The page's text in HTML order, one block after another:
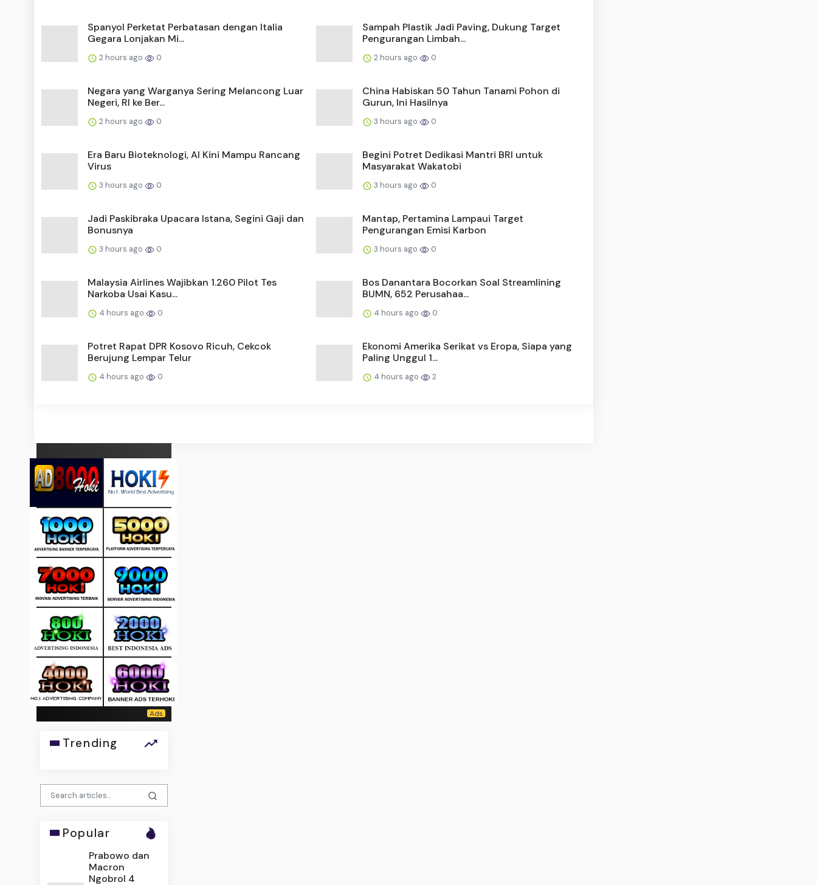
Spanyol Perketat Perbatasan dengan Italia
Gegara Lonjakan Mi...
2 hours ago 0
Sampah Plastik Jadi Paving, Dukung Target
Pengurangan Limbah...
2 hours ago 0
Negara yang Warganya Sering Melancong Luar
Negeri, RI ke Ber...
2 hours ago 0
China Habiskan 50 Tahun Tanami Pohon di
Gurun, Ini Hasilnya
3 hours ago 0
Era Baru Bioteknologi, AI Kini Mampu Rancang
Virus
3 hours ago 0
Begini Potret Dedikasi Mantri BRI untuk
Masyarakat Wakatobi
3 hours ago 0
Jadi Paskibraka Upacara Istana, Segini Gaji dan
Bonusnya
3 hours ago 0
Mantap, Pertamina Lampaui Target
Pengurangan Emisi Karbon
3 hours ago 0
Malaysia Airlines Wajibkan 1.260 Pilot Tes
Narkoba Usai Kasu...
4 hours ago 0
Bos Danantara Bocorkan Soal Streamlining
BUMN, 652 Perusahaa...
4 hours ago 0
Potret Rapat DPR Kosovo Ricuh, Cekcok
Berujung Lempar Telur
4 hours ago 0
Ekonomi Amerika Serikat vs Eropa, Siapa yang
Paling Unggul 1...
4 hours ago 2
Trending
Popular
Prabowo dan
Macron
Ngobrol 4